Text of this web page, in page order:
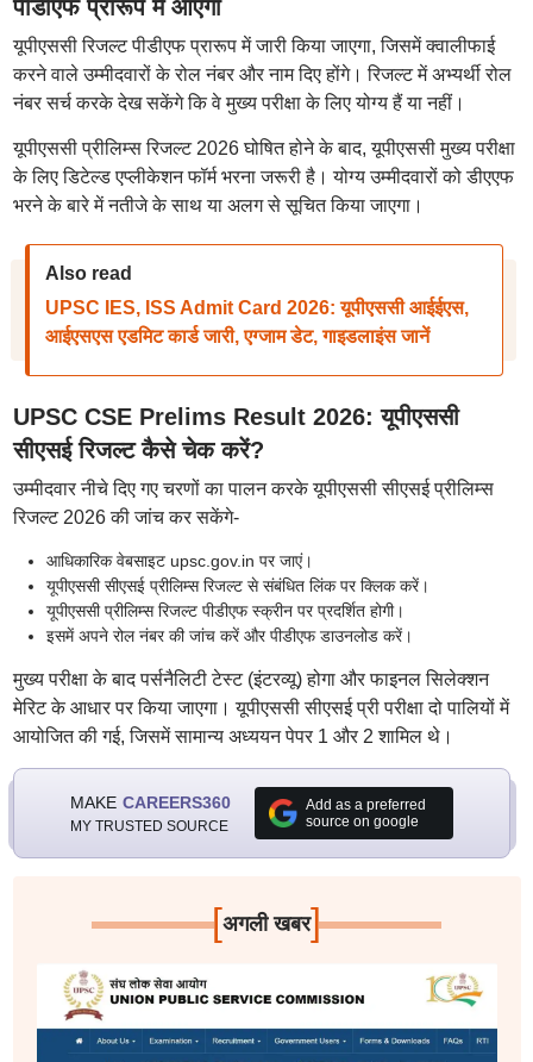
पीडीएफ प्रारूप में आएगा
यूपीएससी रिजल्ट पीडीएफ प्रारूप में जारी किया जाएगा, जिसमें क्वालीफाई
करने वाले उम्मीदवारों के रोल नंबर और नाम दिए होंगे। रिजल्ट में अभ्यर्थी रोल
नंबर सर्च करके देख सकेंगे कि वे मुख्य परीक्षा के लिए योग्य हैं या नहीं।
यूपीएससी प्रीलिम्स रिजल्ट 2026 घोषित होने के बाद, यूपीएससी मुख्य परीक्षा
के लिए डिटेल्ड एप्लीकेशन फॉर्म भरना जरूरी है। योग्य उम्मीदवारों को डीएएफ
भरने के बारे में नतीजे के साथ या अलग से सूचित किया जाएगा।
Also read
UPSC IES, ISS Admit Card 2026: यूपीएससी आईईएस,
आईएसएस एडमिट कार्ड जारी, एग्जाम डेट, गाइडलाइंस जानें
UPSC CSE Prelims Result 2026: यूपीएससी
सीएसई रिजल्ट कैसे चेक करें?
उम्मीदवार नीचे दिए गए चरणों का पालन करके यूपीएससी सीएसई प्रीलिम्स
रिजल्ट 2026 की जांच कर सकेंगे-
आधिकारिक वेबसाइट upsc.gov.in पर जाएं।
यूपीएससी सीएसई प्रीलिम्स रिजल्ट से संबंधित लिंक पर क्लिक करें।
यूपीएससी प्रीलिम्स रिजल्ट पीडीएफ स्क्रीन पर प्रदर्शित होगी।
इसमें अपने रोल नंबर की जांच करें और पीडीएफ डाउनलोड करें।
मुख्य परीक्षा के बाद पर्सनैलिटी टेस्ट (इंटरव्यू) होगा और फाइनल सिलेक्शन
मेरिट के आधार पर किया जाएगा। यूपीएससी सीएसई प्री परीक्षा दो पालियों में
आयोजित की गई, जिसमें सामान्य अध्ययन पेपर 1 और 2 शामिल थे।
MAKE CAREERS360
MY TRUSTED SOURCE
Add as a preferred
source on google
[अगली खबर]